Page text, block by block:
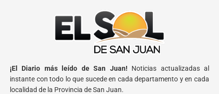
¡El Diario más leído de San Juan! Noticias actualizadas al
instante con todo lo que sucede en cada departamento y en cada
localidad de la Provincia de San Juan.